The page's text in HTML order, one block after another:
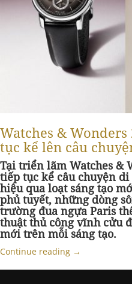
Watches &
tục kể lên câu
Tại triển lãm Watches &
tiếp tục kể câu chuyện
hiệu qua loạt sáng tạo
phủ tuyết, những dòng
trường đua ngựa Paris
thuật thủ công vĩnh cửu
mới trên mỗi sáng tạo.
Continue reading →